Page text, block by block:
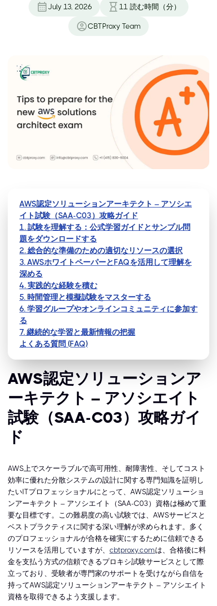
July 13, 2026 11 読む時間（分）
CBTProxy Team
AWS認定ソリューションアーキテクト – アソシエ
イト試験（SAA-C03）攻略ガイド
1. 試験を理解する：公式学習ガイドとサンプル問
題をダウンロードする
2. 総合的な準備のための適切なリソースの選択
3. AWSホワイトペーパーとFAQを活用して理解を
深める
4. 実践的な経験を積む
5. 時間管理と模擬試験をマスターする
6. 学習グループやオンラインコミュニティに参加す
る
7. 継続的な学習と最新情報の把握
よくある質問 (FAQ)
AWS認定ソリューションア
ーキテクト – アソシエイト
試験（SAA-C03）攻略ガイ
ド
AWS上でスケーラブルで高可用性、耐障害性、そしてコスト
効率に優れた分散システムの設計に関する専門知識を証明し
たいITプロフェッショナルにとって、AWS認定ソリューショ
ンアーキテクト – アソシエイト（SAA-C03）資格は極めて重
要な目標です。この難易度の高い試験では、AWSサービスと
ベストプラクティスに関する深い理解が求められます。多く
のプロフェッショナルが合格を確実にするために信頼できる
リソースを活用していますが、 cbtproxy.comは、合格後に料
金を支払う方式の信頼できるプロキシ試験サービスとして際
立っており、受験者が専門家のサポートを受けながら自信を
持ってAWS認定ソリューションアーキテクト – アソシエイト
資格を取得できるよう支援します。